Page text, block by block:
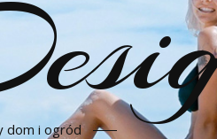
dom i ogród